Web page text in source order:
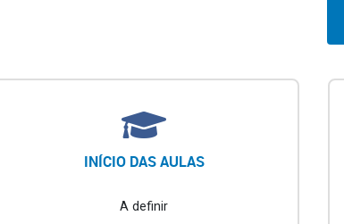
INÍCIO DAS AULAS
A definir